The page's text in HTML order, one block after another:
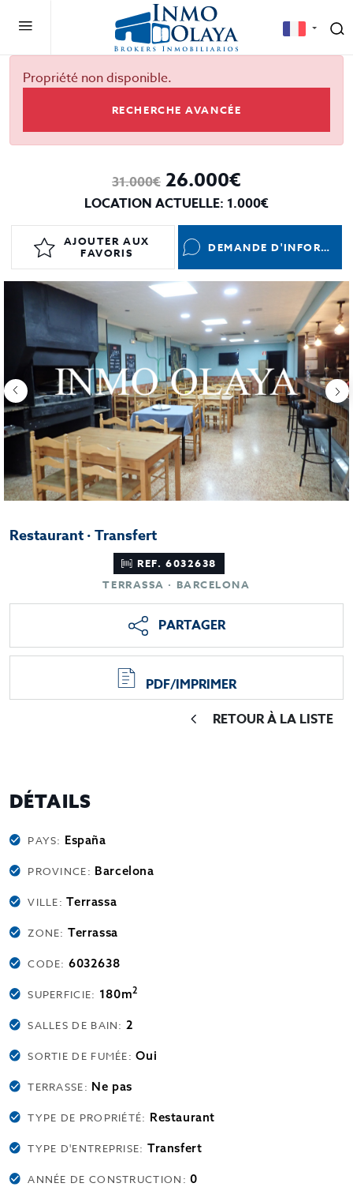
Propriété non disponible.
RECHERCHE AVANCÉE
31.000€ 26.000€
LOCATION ACTUELLE: 1.000€
AJOUTER AUX
FAVORIS
DEMANDE D'INFORMATIONS
Restaurant · Transfert
REF. 6032638
TERRASSA · BARCELONA
PARTAGER
PDF/IMPRIMER
RETOUR À LA LISTE
DÉTAILS
PAYS: España
PROVINCE: Barcelona
VILLE:Terrassa
ZONE:Terrassa
CODE:6032638
SUPERFICIE: 180m2
SALLES DE BAIN:2
SORTIE DE FUMÉE:Oui
TERRASSE: Ne pas
TYPE DE PROPRIÉTÉ: Restaurant
TYPE D'ENTREPRISE: Transfert
ANNÉE DE CONSTRUCTION:0